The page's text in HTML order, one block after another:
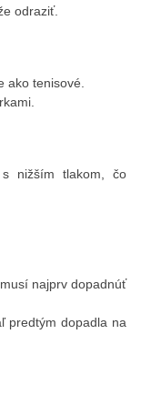
odraziť.
ako tenisové.
s nižším tlakom, čo
najprv dopadnúť
predtým dopadla na